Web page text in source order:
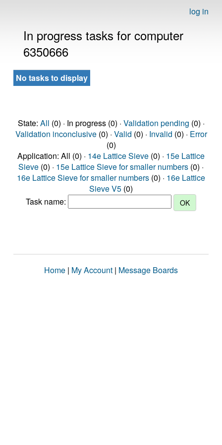
log in
In progress tasks for computer
6350666
No tasks to display
State: All (0) · In progress (0) · Validation pending (0) ·
Validation inconclusive(0) · Valid (0) · Invalid (0) · Error
(0)
Application: All (0) · 14e Lattice Sieve (0) · 15e Lattice
Sieve (0) · 15e Lattice Sieve for smaller numbers (0) ·
16e Lattice Sieve for smaller numbers (0) · 16e Lattice
Sieve V5 (0)
Task name:
Home | My Account | Message Boards